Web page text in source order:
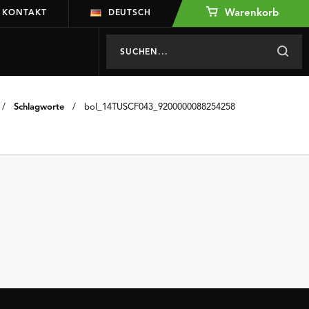
KONTAKT DEUTSCH Warenkorb
/ Schlagworte / bol_14TUSCF043_9200000088254258